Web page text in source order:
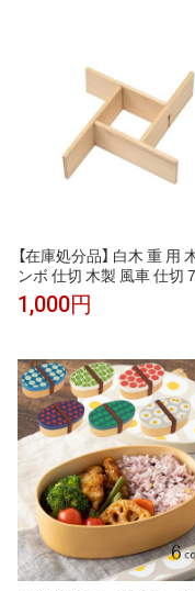
【在庫処分品】 白木 重 用
ンボ 仕切 木製 風車 仕切
仕切り おせち お節料理 お
重箱 重箱 弁当 お弁当 日本
い 和食器 洋食器 飲食店
1,000円